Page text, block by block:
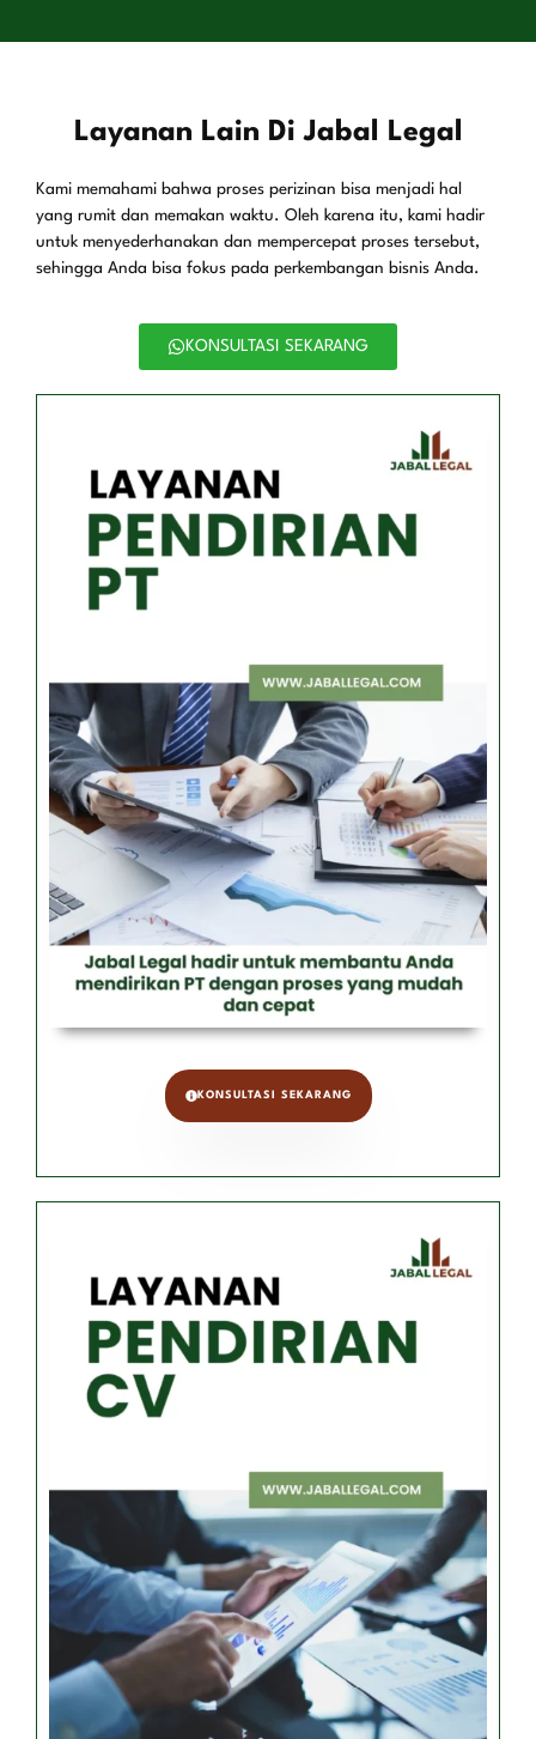
Layanan Lain Di Jabal Legal
Kami memahami bahwa proses perizinan bisa menjadi hal
yang rumit dan memakan waktu. Oleh karena itu, kami hadir
untuk menyederhanakan dan mempercepat proses tersebut,
sehingga Anda bisa fokus pada perkembangan bisnis Anda.
KONSULTASI SEKARANG
KONSULTASI SEKARANG